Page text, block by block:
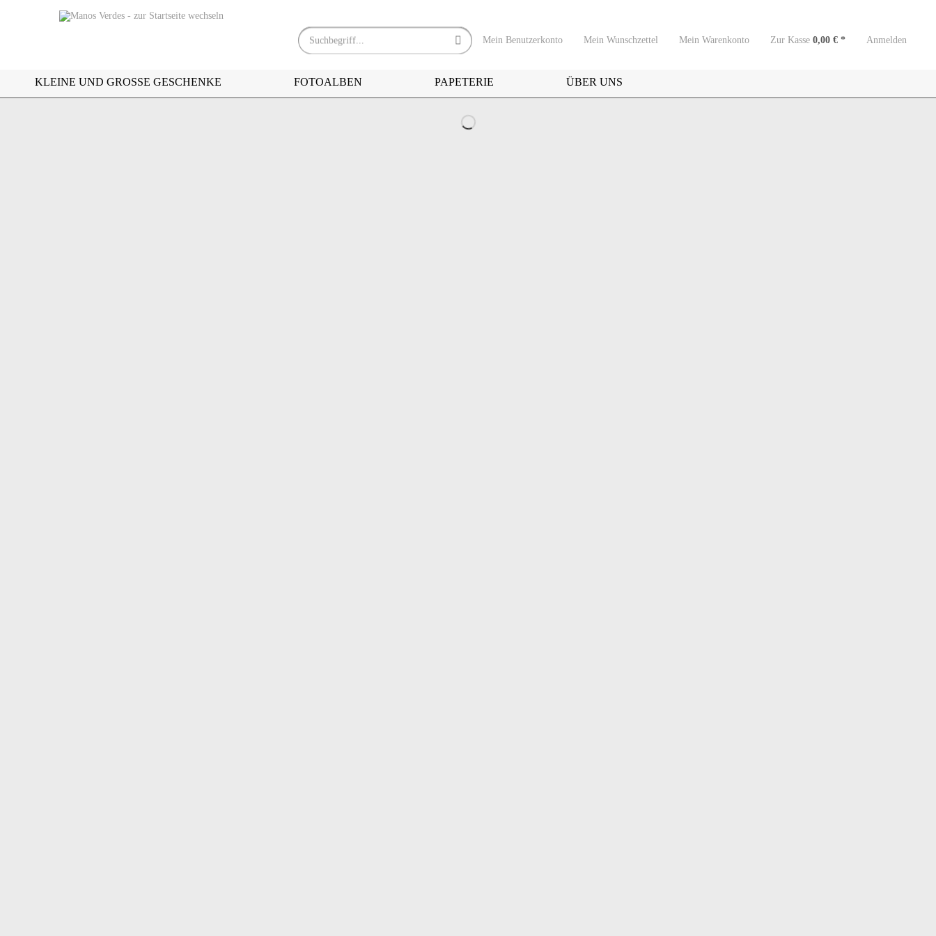
Mein Benutzerkonto Mein Wunschzettel Mein Warenkonto Zur Kasse 0,00 € * Anmelden
KLEINE UND GROSSE GESCHENKE FOTOALBEN PAPETERIE ÜBER UNS